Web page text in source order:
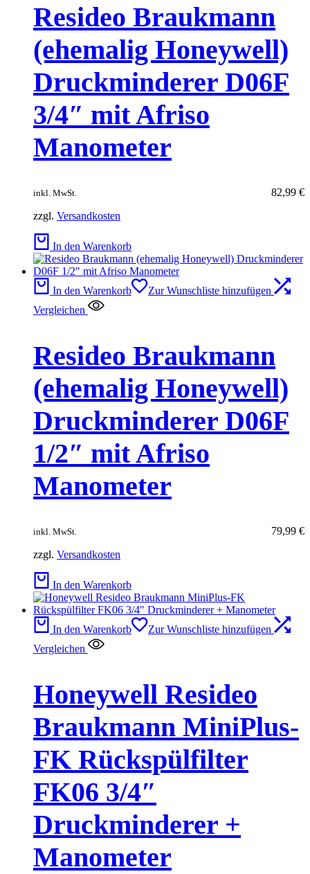
Resideo Braukmann
(ehemalig Honeywell)
Druckminderer D06F
3/4″ mit Afriso
Manometer
82,99 €
inkl. MwSt.
zzgl. Versandkosten
In den Warenkorb
In den Warenkorb
Zur Wunschliste hinzufügen
Vergleichen
Resideo Braukmann
(ehemalig Honeywell)
Druckminderer D06F
1/2″ mit Afriso
Manometer
79,99 €
inkl. MwSt.
zzgl. Versandkosten
In den Warenkorb
In den Warenkorb
Zur Wunschliste hinzufügen
Vergleichen
Honeywell Resideo
Braukmann MiniPlus-
FK Rückspülfilter
FK06 3/4″
Druckminderer +
Manometer